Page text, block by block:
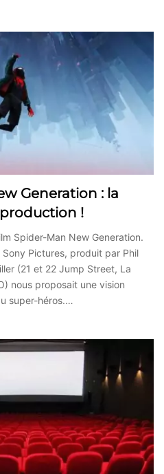
Generation : la
!
Spider-Man New Generation.
Sony Pictures, produit par Phil
(21 et 22 Jump Street, La
nous proposait une vision
super-héros.…